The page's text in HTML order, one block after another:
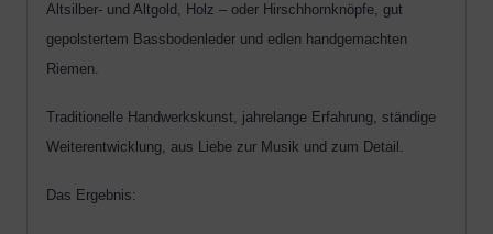
Altsilber- und Altgold, Holz – oder Hirschhornknöpfe, gut
gepolstertem Bassbodenleder und edlen handgemachten
Riemen.
Traditionelle Handwerkskunst, jahrelange Erfahrung, ständige
Weiterentwicklung, aus Liebe zur Musik und zum Detail.
Das Ergebnis: